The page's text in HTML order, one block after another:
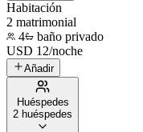
Habitación
2 matrimonial
4
baño privado
USD 12/noche
Añadir
Huéspedes
2 huéspedes